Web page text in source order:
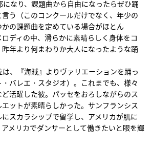
なり、課題曲から自由になったらぜひ踊
う（このコンクールだけでなく、年少の
の課題曲を定めている場合がほとん
ディの中、滑らかに素晴らしく身体をコ
年より何まわりか大人になったような踊
、『海賊』よりヴァリエーションを踊っ
バレエ・スタジオ）。これまでも、様々
活躍した彼。パッセをおろしながらのス
ットが素晴らしかった。サンフランシス
スカラシップで留学し、アメリカが肌に
メリカでダンサーとして働きたいと眼を輝